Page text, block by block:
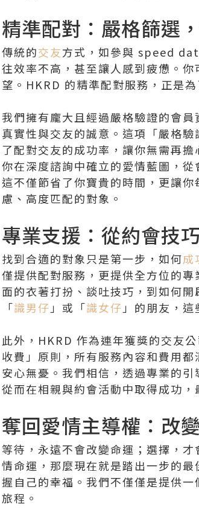
精準配對：嚴格篩選
傳統的交友方式，如參與 speed
往效率不高，甚至讓人感到疲憊。
望。HKRD 的精準配對服務，正是
我們擁有龐大且經過嚴格驗證的會
真實性與交友的誠意。這項「嚴格
了配對交友的成功率，讓你無需再
你在深度諮詢中確立的愛情藍圖，
這不僅節省了你寶貴的時間，更讓
慮、高度匹配的對象。
專業支援：從約會技
找到合適的對象只是第一步，如何成
僅提供配對服務，更提供全方位的
面的衣著打扮、談吐技巧，到如何
「識男仔 」或「識女仔 」的朋友，
此外，HKRD 作為連年獲獎的交友
收費」原則，所有服務內容和費用
安心無憂。我們相信，透過專業的
從而在相親與約會活動中取得成功，
奪回愛情主導權：改
等待，永遠不會改變命運；選擇，
情命運，那麼現在就是踏出一步的
握自己的幸福。我們不僅僅是提供
旅程。